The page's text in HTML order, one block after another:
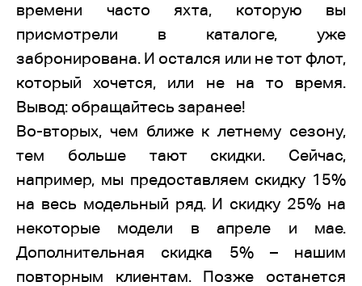
времени часто яхта, которую вы
присмотрели в каталоге, уже
забронирована. И остался или не тот флот,
который хочется, или не на то время.
Вывод: обращайтесь заранее!
Во-вторых, чем ближе к летнему сезону,
тем больше тают скидки. Сейчас,
например, мы предоставляем скидку 15%
на весь модельный ряд. И скидку 25% на
некоторые модели в апреле и мае.
Дополнительная скидка 5% – нашим
повторным клиентам. Позже останется